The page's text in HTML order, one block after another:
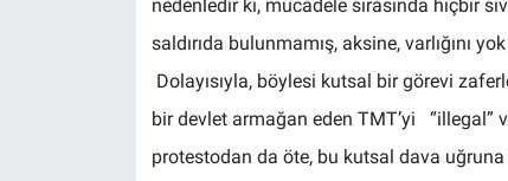
nedenledir ki, mücadele sırasında hiçbir
saldırıda bulunmamış, aksine, varlığını
Dolayısıyla, böylesi kutsal bir görevi
bir devlet armağan eden TMT’yi “illegal”
protestodan da öte, bu kutsal dava